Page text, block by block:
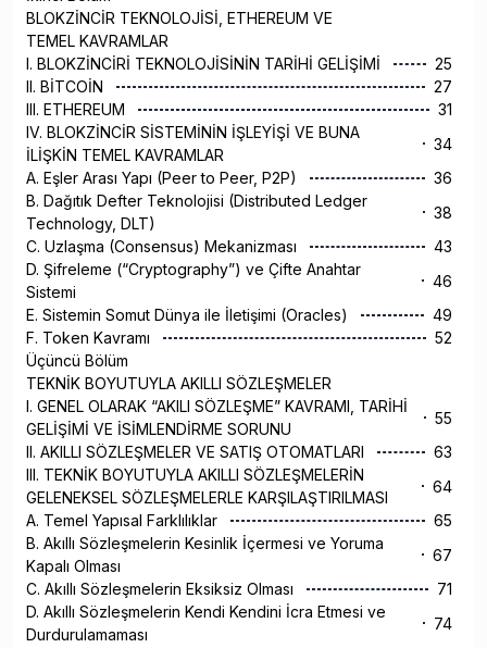
BLOKZİNCİR TEKNOLOJİSİ, ETHEREUM VE
TEMEL KAVRAMLAR
I. BLOKZİNCİRİ TEKNOLOJİSİNİN TARİHİ GELİŞİMİ
25
II. BİTCOİN
27
III. ETHEREUM
31
IV. BLOKZİNCİR SİSTEMİNİN İŞLEYİŞİ VE BUNA
İLİŞKİN TEMEL KAVRAMLAR
34
A. Eşler Arası Yapı (Peer to Peer, P2P)
36
B. Dağıtık Defter Teknolojisi (Distributed Ledger
Technology, DLT)
38
C. Uzlaşma (Consensus) Mekanizması
43
D. Şifreleme (“Cryptography”) ve Çifte Anahtar
Sistemi
46
E. Sistemin Somut Dünya ile İletişimi (Oracles)
49
F. Token Kavramı
52
Üçüncü Bölüm
TEKNİK BOYUTUYLA AKILLI SÖZLEŞMELER
I. GENEL OLARAK “AKILI SÖZLEŞME” KAVRAMI, TARİHİ
GELİŞİMİ VE İSİMLENDİRME SORUNU
55
II. AKILLI SÖZLEŞMELER VE SATIŞ OTOMATLARI
63
III. TEKNİK BOYUTUYLA AKILLI SÖZLEŞMELERİN
GELENEKSEL SÖZLEŞMELERLE KARŞILAŞTIRILMASI
64
A. Temel Yapısal Farklılıklar
65
B. Akıllı Sözleşmelerin Kesinlik İçermesi ve Yoruma
Kapalı Olması
67
C. Akıllı Sözleşmelerin Eksiksiz Olması
71
D. Akıllı Sözleşmelerin Kendi Kendini İcra Etmesi ve
Durdurulamaması
74